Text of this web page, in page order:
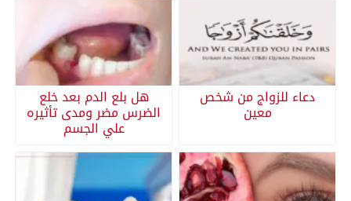
دعاء للزواج من شخص
معين
هل بلع الدم بعد خلع
الضرس مضر ومدى تأثيره
علي الجسم